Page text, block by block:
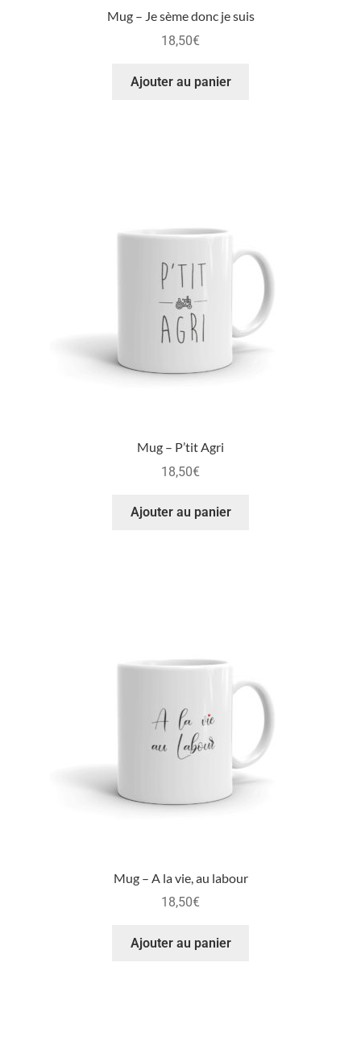
Mug – Je sème donc je suis
18,50€
Ajouter au panier
Mug – P’tit Agri
18,50€
Ajouter au panier
Mug – A la vie, au labour
18,50€
Ajouter au panier